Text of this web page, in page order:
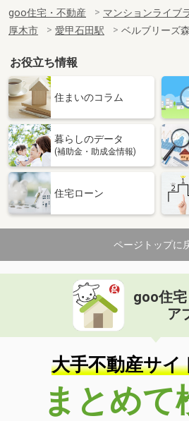
goo住宅・不動産 マンションライブ
厚木市
愛甲石田駅 ベルブリーズ
お役立ち情報
住まいのコラム
暮らしのデータ
(補助金・助成金情報)
住宅ローン
ページトップに
goo住
ア
大手不動産サイ
まとめて